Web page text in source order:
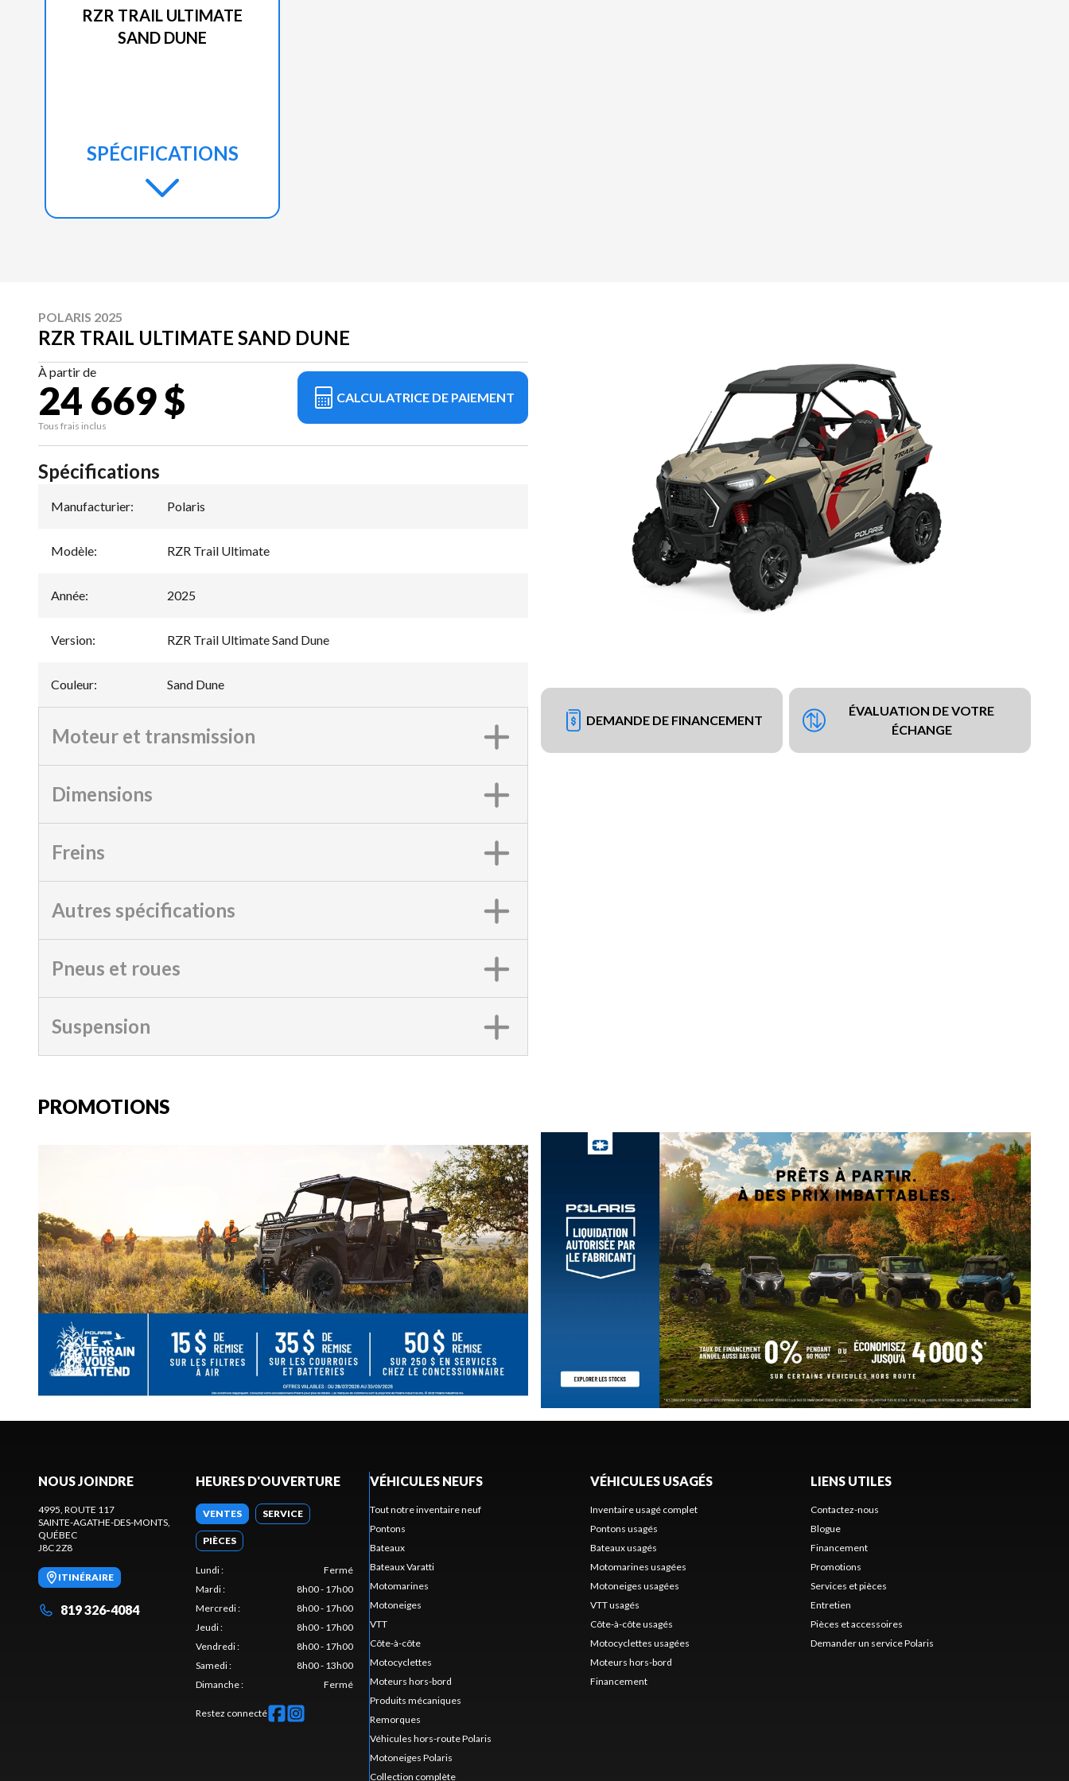
RZR TRAIL ULTIMATE
SAND DUNE
SPÉCIFICATIONS
POLARIS 2025
RZR TRAIL ULTIMATE SAND DUNE
À partir de
24 669 $
Tous frais inclus
CALCULATRICE DE PAIEMENT
DEMANDE DE FINANCEMENT
ÉVALUATION DE VOTRE
ÉCHANGE
Spécifications
Manufacturier: Polaris
Modèle: RZR Trail Ultimate
Année: 2025
Version: RZR Trail Ultimate Sand Dune
Couleur: Sand Dune
Moteur et transmission
Dimensions
Freins
Autres spécifications
Pneus et roues
Suspension
PROMOTIONS
NOUS JOINDRE
4995, ROUTE 117
SAINTE-AGATHE-DES-MONTS
QUÉBEC
J8C 2Z8
ITINÉRAIRE
819 326-4084
HEURES D'OUVERTURE
VENTES SERVICE
PIÈCES
Lundi:
Fermé
Mardi:
8h00 - 17h00
Mercredi:
8h00 - 17h00
Jeudi:
8h00 - 17h00
Vendredi:
8h00 - 17h00
Samedi:
8h00 - 13h00
Dimanche: Fermé
Restez connecté
VÉHICULES NEUFS
Tout notre inventaire neuf
Pontons
Bateaux
Bateaux Varatti
Motomarines
Motoneiges
VTT
Côte-à-côte
Motocyclettes
Moteurs hors-bord
Produits mécaniques
Remorques
Véhicules hors-route Polaris
Motoneiges Polaris
Collection complète
VÉHICULES USAGÉS
Inventaire usagé complet
Pontons usagés
Bateaux usagés
Motomarines usagées
Motoneiges usagées
VTT usagés
Côte-à-côte usagés
Motocyclettes usagées
Moteurs hors-bord
Financement
LIENS UTILES
Contactez-nous
Blogue
Financement
Promotions
Services et pièces
Entretien
Pièces et accessoires
Demander un service Polaris